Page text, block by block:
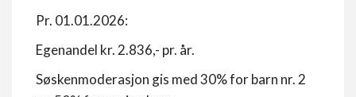
Pr. 01.01.2026:
Egenandel kr. 2.836,- pr. år.
Søskenmoderasjon gis med 30% for barn nr. 2